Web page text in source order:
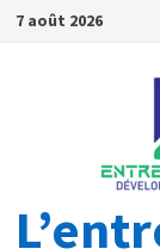
7 août 2026